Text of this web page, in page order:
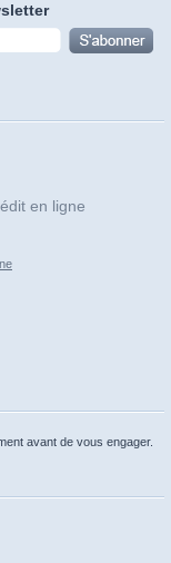
en ligne
avant de vous engager.